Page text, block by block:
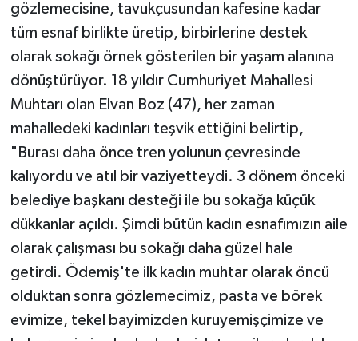
gözlemecisine, tavukçusundan kafesine kadar
tüm esnaf birlikte üretip, birbirlerine destek
olarak sokağı örnek gösterilen bir yaşam alanına
dönüştürüyor. 18 yıldır Cumhuriyet Mahallesi
Muhtarı olan Elvan Boz (47), her zaman
mahalledeki kadınları teşvik ettiğini belirtip,
"Burası daha önce tren yolunun çevresinde
kalıyordu ve atıl bir vaziyetteydi. 3 dönem önceki
belediye başkanı desteği ile bu sokağa küçük
dükkanlar açıldı. Şimdi bütün kadın esnafımızın aile
olarak çalışması bu sokağı daha güzel hale
getirdi. Ödemiş'te ilk kadın muhtar olarak öncü
olduktan sonra gözlemecimiz, pasta ve börek
evimize, tekel bayimizden kuruyemişçimize ve